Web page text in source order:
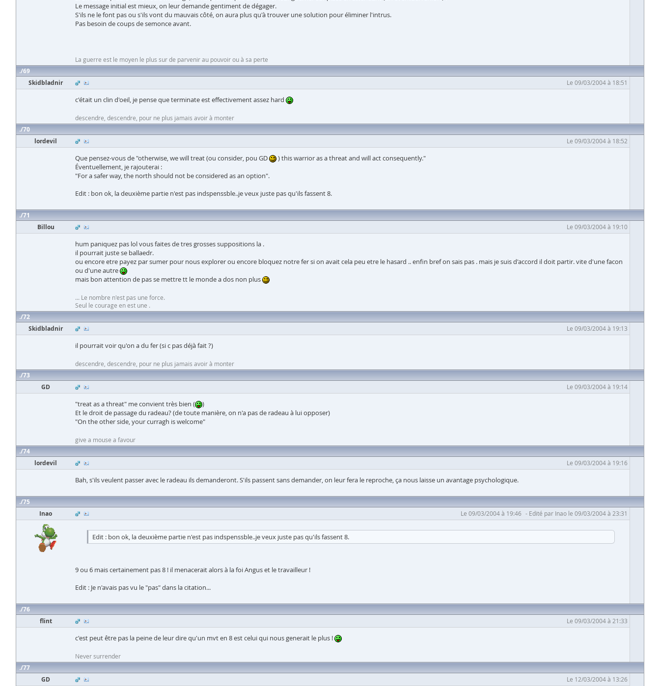
Le message initial est mieux, on leur demande gentiment de dégager.
S'ils ne le font pas ou s'ils vont du mauvais côté, on aura plus qu'à trouver une solution pour éliminer l'intrus.
Pas besoin de coups de semonce avant.
La guerre est le moyen le plus sur de parvenir au pouvoir ou à sa perte
69
Skidbladnir
Le 09/03/2004 à 18:51
c'était un clin d'oeil, je pense que terminate est effectivement assez hard
descendre, descendre, pour ne plus jamais avoir à monter
70
lordevil
Le 09/03/2004 à 18:52
Que pensez-vous de "otherwise, we will treat (ou consider, pou GD
) this warrior as a threat and will act consequently."
Éventuellement, je rajouterai :
"For a safer way, the north should not be considered as an option".
Edit : bon ok, la deuxième partie n'est pas indspenssble..je veux juste pas qu'ils fassent 8.
71
Billou
Le 09/03/2004 à 19:10
hum paniquez pas lol vous faites de tres grosses suppositions la .
il pourrait juste se ballaedr.
ou encore etre payez par sumer pour nous explorer ou encore bloquez notre fer si on avait cela peu etre le hasard .. enfin bref on sais pas . mais je suis d'accord il doit partir. vite d'une facon
ou d'une autre
mais bon attention de pas se mettre tt le monde a dos non plus
... Le nombre n'est pas une force.
Seul le courage en est une .
72
Skidbladnir
Le 09/03/2004 à 19:13
il pourrait voir qu'on a du fer (si c pas déjà fait ?)
descendre, descendre, pour ne plus jamais avoir à monter
73
GD
Le 09/03/2004 à 19:14
"treat as a threat" me convient très bien (
)
Et le droit de passage du radeau? (de toute manière, on n'a pas de radeau à lui opposer)
"On the other side, your curragh is welcome"
give a mouse a favour
74
lordevil
Le 09/03/2004 à 19:16
Bah, s'ils veulent passer avec le radeau ils demanderont. S'ils passent sans demander, on leur fera le reproche, ça nous laisse un avantage psychologique.
75
Inao
Le 09/03/2004 à 19:46 Edité par Inao le 09/03/2004 à 23:31
Edit : bon ok, la deuxième partie n'est pas indspenssble..je veux juste pas qu'ils fassent 8.
9 ou 6 mais certainement pas 8 ! il menacerait alors à la foi Angus et le travailleur !
Edit : Je n'avais pas vu le "pas" dans la citation...
76
flint
Le 09/03/2004 à 21:33
c'est peut être pas la peine de leur dire qu'un mvt en 8 est celui qui nous generait le plus !
Never surrender
77
GD
Le 12/03/2004 à 13:26